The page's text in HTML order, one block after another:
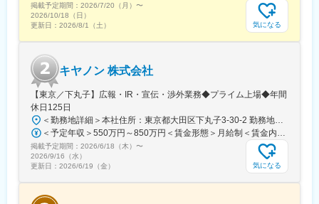
経緯などを含めて丁寧にフォローしていきます。中長期的には、
経営管理部の一員として、IRにとどまらず、子会社管理・会計・
リスク管理などの領域へと担当範囲を広げていくことも可能で
す。
掲載予定期間： 2026/7/20（月） 〜
2026/10/18（日）
更新日： 2026/8/1（土） 気になる
キヤノン 株式会社
【東京／下丸子】広報・IR・宣伝・渉外業務◆プライム上場◆年間
休日125日
掲載予定期間： 2026/6/18（木） 〜
2026/9/16（水）
更新日： 2026/6/19（金） 気になる